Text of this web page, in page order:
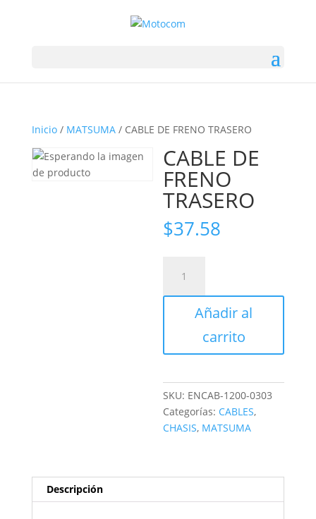
Inicio/ MATSUMA/ CABLE DE FRENO TRASERO
CABLE DE
FRENO
TRASERO
$37.58
FRENO
TRASEROAñadir al
carrito
SKU: ENCAB-1200-0303
Categorías: CABLES,
CHASIS, MATSUMA
Descripción